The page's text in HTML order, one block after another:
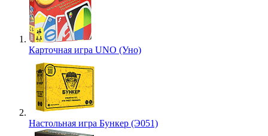
Карточная игра UNO (Уно)
Настольная игра Бункер (Э051)